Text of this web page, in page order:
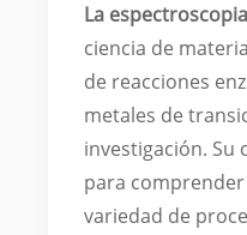
La
ciencia de
de reacciones
metales de
investigación. Su
para
variedad de